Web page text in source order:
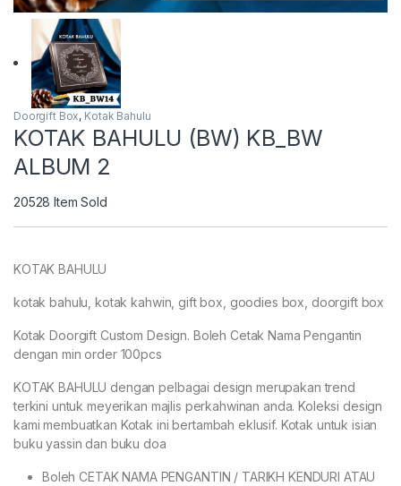
Doorgift Box, Kotak Bahulu
KOTAK BAHULU (BW) KB_BW
ALBUM 2
20528 Item Sold
KOTAK BAHULU
kotak bahulu, kotak kahwin, gift box, goodies box, doorgift box
Kotak Doorgift Custom Design. Boleh Cetak Nama Pengantin
dengan min order 100pcs
KOTAK BAHULU dengan pelbagai design merupakan trend
terkini untuk meyerikan majlis perkahwinan anda. Koleksi design
kami membuatkan Kotak ini bertambah eklusif. Kotak untuk isian
buku yassin dan buku doa
Boleh CETAK NAMA PENGANTIN / TARIKH KENDURI ATAU